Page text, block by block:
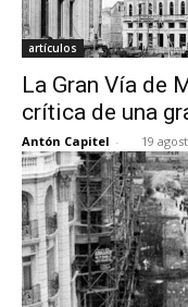
artículos
La Gran Vía de
crítica de una
Antón Capitel - 19